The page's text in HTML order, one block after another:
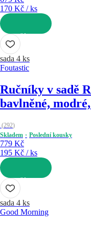
170 Kč / ks
DO KOŠÍKU
sada 4 ks
Foutastic
Ručníky v sadě
bavlněné,
(292)
Skladem
Poslední kousky
779 Kč
195 Kč / ks
DO KOŠÍKU
sada 4 ks
Good Morning